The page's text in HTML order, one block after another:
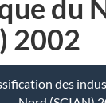
du
2002
des